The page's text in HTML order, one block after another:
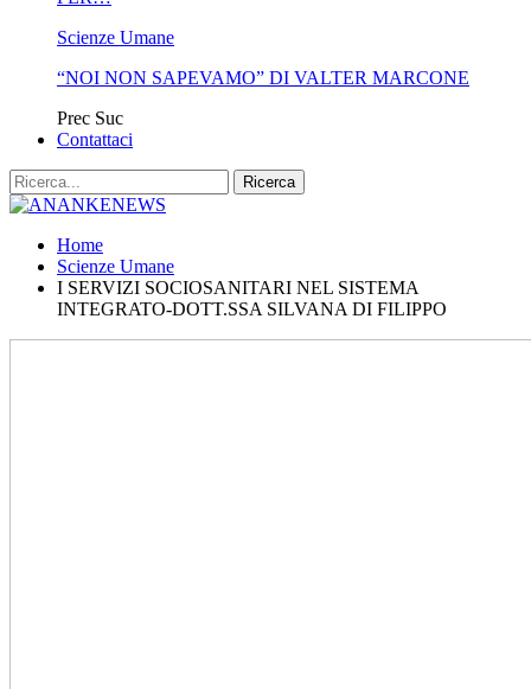
Scienze Umane
“NOI NON SAPEVAMO” DI VALTER MARCONE
Prec Suc
Contattaci
Home
Scienze Umane
I SERVIZI SOCIOSANITARI NEL SISTEMA
INTEGRATO-DOTT.SSA SILVANA DI FILIPPO